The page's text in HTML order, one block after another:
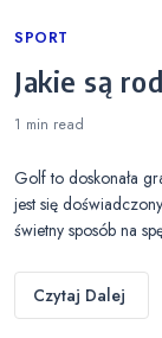
Categories
SPORT
Jakie są
1 min read
Golf to doskonała
jest się
świetny sposób na
Czytaj Dalej